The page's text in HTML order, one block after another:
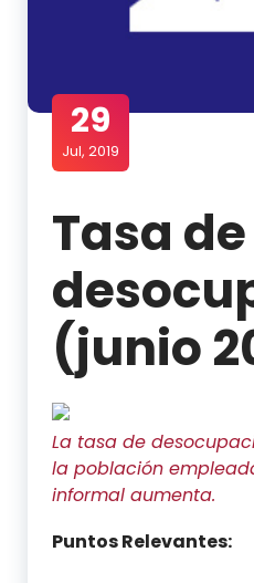
29
Jul, 2019
Tasa de
(junio
La tasa de
la población
informal aumenta.
Puntos Relevantes: